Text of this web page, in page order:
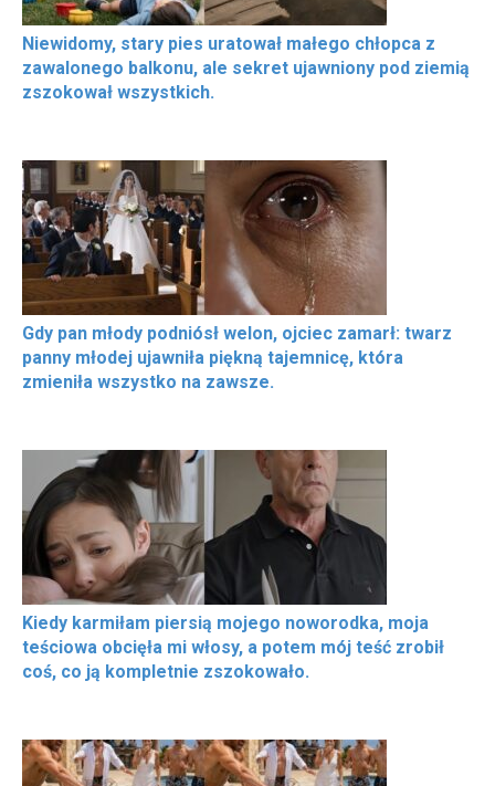
Niewidomy, stary pies uratował małego chłopca z
zawalonego balkonu, ale sekret ujawniony pod ziemią
zszokował wszystkich.
Gdy pan młody podniósł welon, ojciec zamarł: twarz
panny młodej ujawniła piękną tajemnicę, która
zmieniła wszystko na zawsze.
Kiedy karmiłam piersią mojego noworodka, moja
teściowa obcięła mi włosy, a potem mój teść zrobił
coś, co ją kompletnie zszokowało.